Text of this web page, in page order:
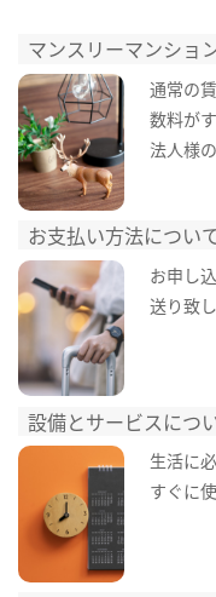
マンスリーマンショ
通常の
数料が
法人様
お支払い方法につい
お申し
送り致し
設備とサービスにつ
生活に
すぐに